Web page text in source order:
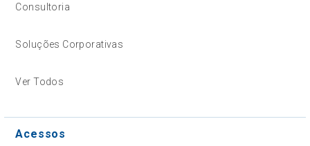
Consultoria
Soluções Corporativas
Ver Todos
Acessos